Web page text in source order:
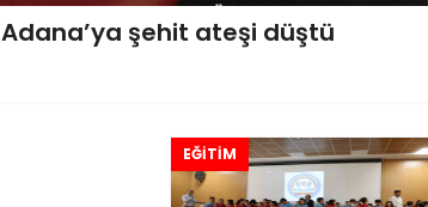
Adana’ya şehit ateşi düştü
EĞİTİM